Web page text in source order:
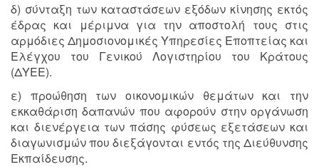
δ) σύνταξη των καταστάσεων εξόδων κίνησης εκτός
έδρας και μέριμνα για την αποστολή τους στις
αρμόδιες Δημοσιονομικές Υπηρεσίες Εποπτείας και
Ελέγχου του Γενικού Λογιστηρίου του Κράτους
(ΔΥΕΕ).
ε) προώθηση των οικονομικών θεμάτων και την
εκκαθάριση δαπανών που αφορούν στην οργάνωση
και διενέργεια των πάσης φύσεως εξετάσεων και
διαγωνισμών που διεξάγονται εντός της Διεύθυνσης
Εκπαίδευσης.